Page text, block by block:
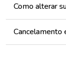
Como alterar
Cancelamento